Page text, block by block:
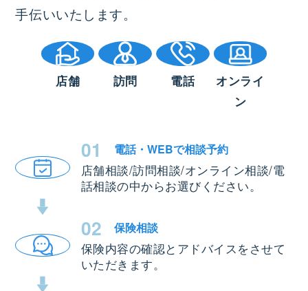
手伝いいたします。
店舗 訪問 電話
オンライ
ン
01 電話・WEBで相談予約
店舗相談/訪問相談/オンライン相談/電
話相談の中からお選びください。
02 保険相談
保険内容の確認とアドバイスをさせて
いただきます。